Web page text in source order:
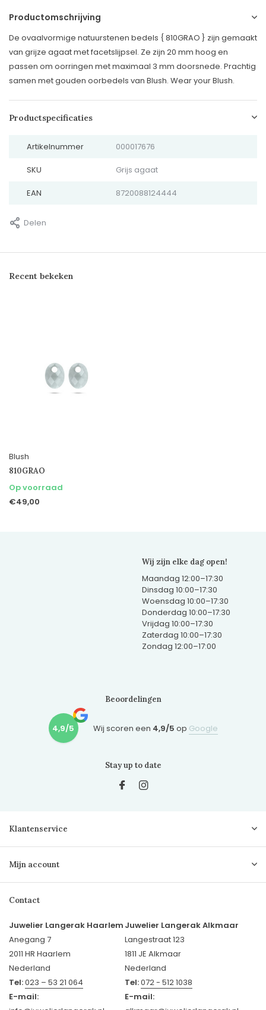
Productomschrijving
De ovaalvormige natuurstenen bedels { 810GRAO } zijn gemaakt
van grijze agaat met facetslijpsel. Ze zijn 20 mm hoog en
passen om oorringen met maximaal 3 mm doorsnede. Prachtig
samen met gouden oorbedels van Blush. Wear your Blush.
Productspecificaties
Artikelnummer 000017676
SKU Grijs agaat
EAN 8720088124444
Delen
Recent bekeken
Blush
810GRAO
Op voorraad
€49,00
Wij zijn elke dag open!
Maandag 12:00–17:30
Dinsdag 10:00–17:30
Woensdag 10:00–17:30
Donderdag 10:00–17:30
Vrijdag 10:00–17:30
Zaterdag 10:00–17:30
Zondag 12:00–17:00
Beoordelingen
4,9/5 Wij scoren een 4,9/5 op Google
Stay up to date
Klantenservice
Mijn account
Contact
Juwelier Langerak Haarlem
Anegang 7
2011 HR Haarlem
Nederland
Tel:023 – 53 21 064
E-mail:
Juwelier Langerak Alkmaar
Langestraat 123
1811 JE Alkmaar
Nederland
Tel:072 - 512 1038
E-mail: